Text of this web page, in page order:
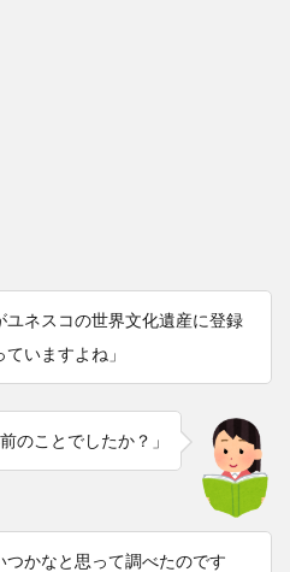
ユネスコの世界文化遺産に登録
いますよね」
のことでしたか？」
つかなと思って調べたのです